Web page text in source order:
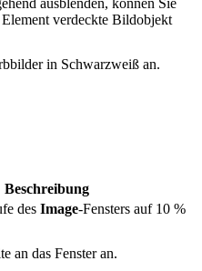
verdeckte Bildobjekt
in Schwarzweiß an.
Beschreibung
des Image-Fensters auf 10 %
an das Fenster an.